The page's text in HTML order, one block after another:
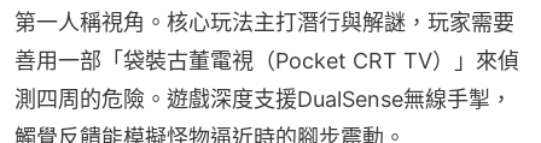
第一人稱視角。核心玩法主打潛行與解謎，玩家需要
善用一部「袋裝古董電視（Pocket CRT TV）」來偵
測四周的危險。遊戲深度支援DualSense無線手掣，
觸覺反饋能模擬怪物逼近時的腳步震動。